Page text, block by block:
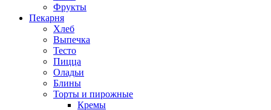
Фрукты
Пекарня
Хлеб
Выпечка
Тесто
Пицца
Оладьи
Блины
Торты и пирожные
Кремы